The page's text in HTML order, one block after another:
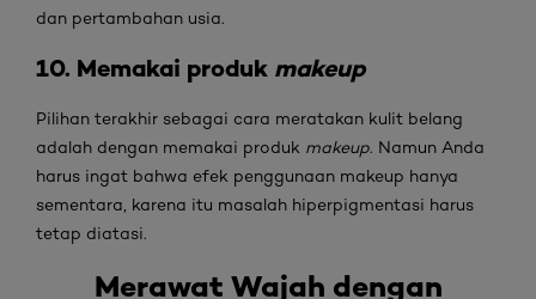
dan pertambahan usia.
10. Memakai produk makeup
Pilihan terakhir sebagai cara meratakan kulit belang
adalah dengan memakai produk makeup. Namun Anda
harus ingat bahwa efek penggunaan makeup hanya
sementara, karena itu masalah hiperpigmentasi harus
tetap diatasi.
Merawat Wajah dengan